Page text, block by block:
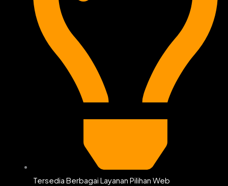
Tersedia Berbagai Layanan Pilihan Web